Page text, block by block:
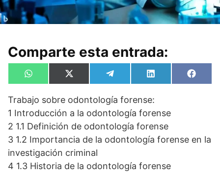
Comparte esta entrada:
Compartir
en
W
h
t
A
p
p
Compartir
en
X
(
w
t
t
e
r
)
Compartir
en
e
e
g
r
a
m
Compartir
en
L
i
d
I
n
en
F
a
Trabajo sobre odontología forense:
1 Introducción a la odontología forense
2 1.1 Definición de odontología forense
3 1.2 Importancia de la odontología forense en la
investigación criminal
4 1.3 Historia de la odontología forense